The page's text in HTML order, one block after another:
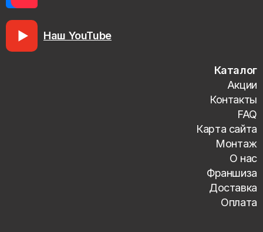
Наш YouTube
Каталог
Акции
Контакты
FAQ
Карта сайта
Монтаж
О нас
Франшиза
Доставка
Оплата